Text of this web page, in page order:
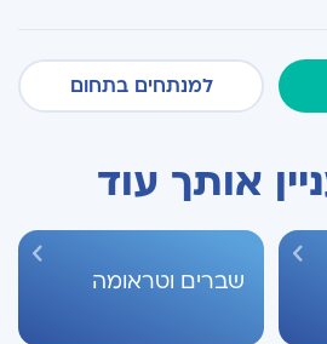
למנתחים בתחום
אותך עוד
שברים וטראומה